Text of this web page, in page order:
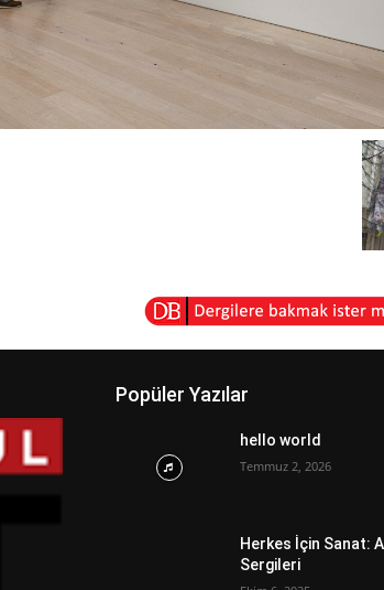
Popüler Yazılar
hello world
Temmuz 2, 2026
Herkes İçin Sanat:
Sergileri